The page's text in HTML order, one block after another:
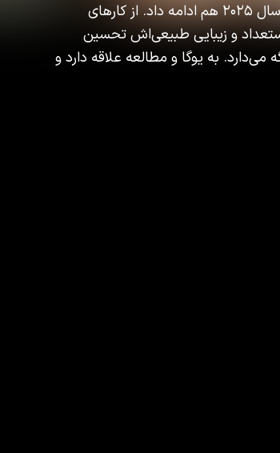
به شهرت رساند. او این نقش را در انیمیشن "ویچر: آژیرهای اعماق" در سال ۲۰۲۵ هم ادامه داد. از کارهای
و زیبایی طبیعی‌اش تحسین
به یوگا و مطالعه علاقه دارد و